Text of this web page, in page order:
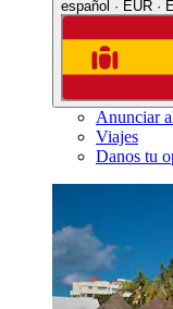
español · EUR ·
Anunciar
Viajes
Danos tu